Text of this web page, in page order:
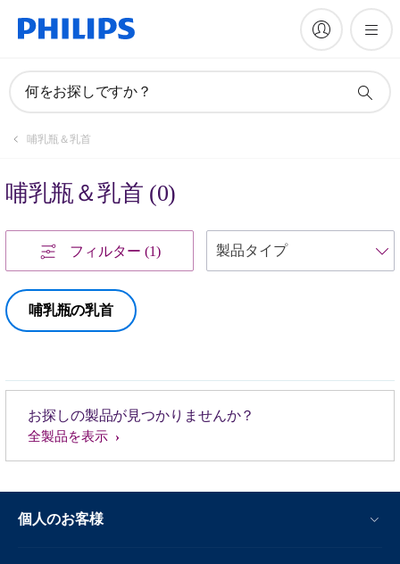
何をお探しですか？
哺乳瓶＆乳首
哺乳瓶＆乳首 (0)
フィルター (1)
哺乳瓶の乳首
お探しの製品が見つかりませんか？
全製品を表示
個人のお客様